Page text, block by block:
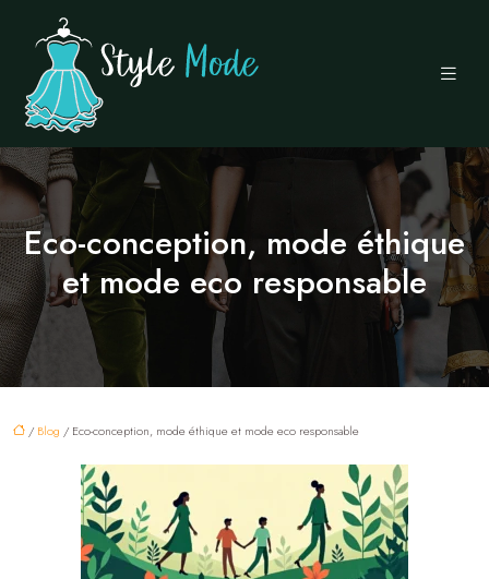
Eco-conception, mode éthique
et mode eco responsable
/ Blog / Eco-conception, mode éthique et mode eco responsable